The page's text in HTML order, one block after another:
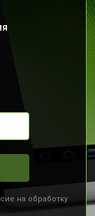
на обработку